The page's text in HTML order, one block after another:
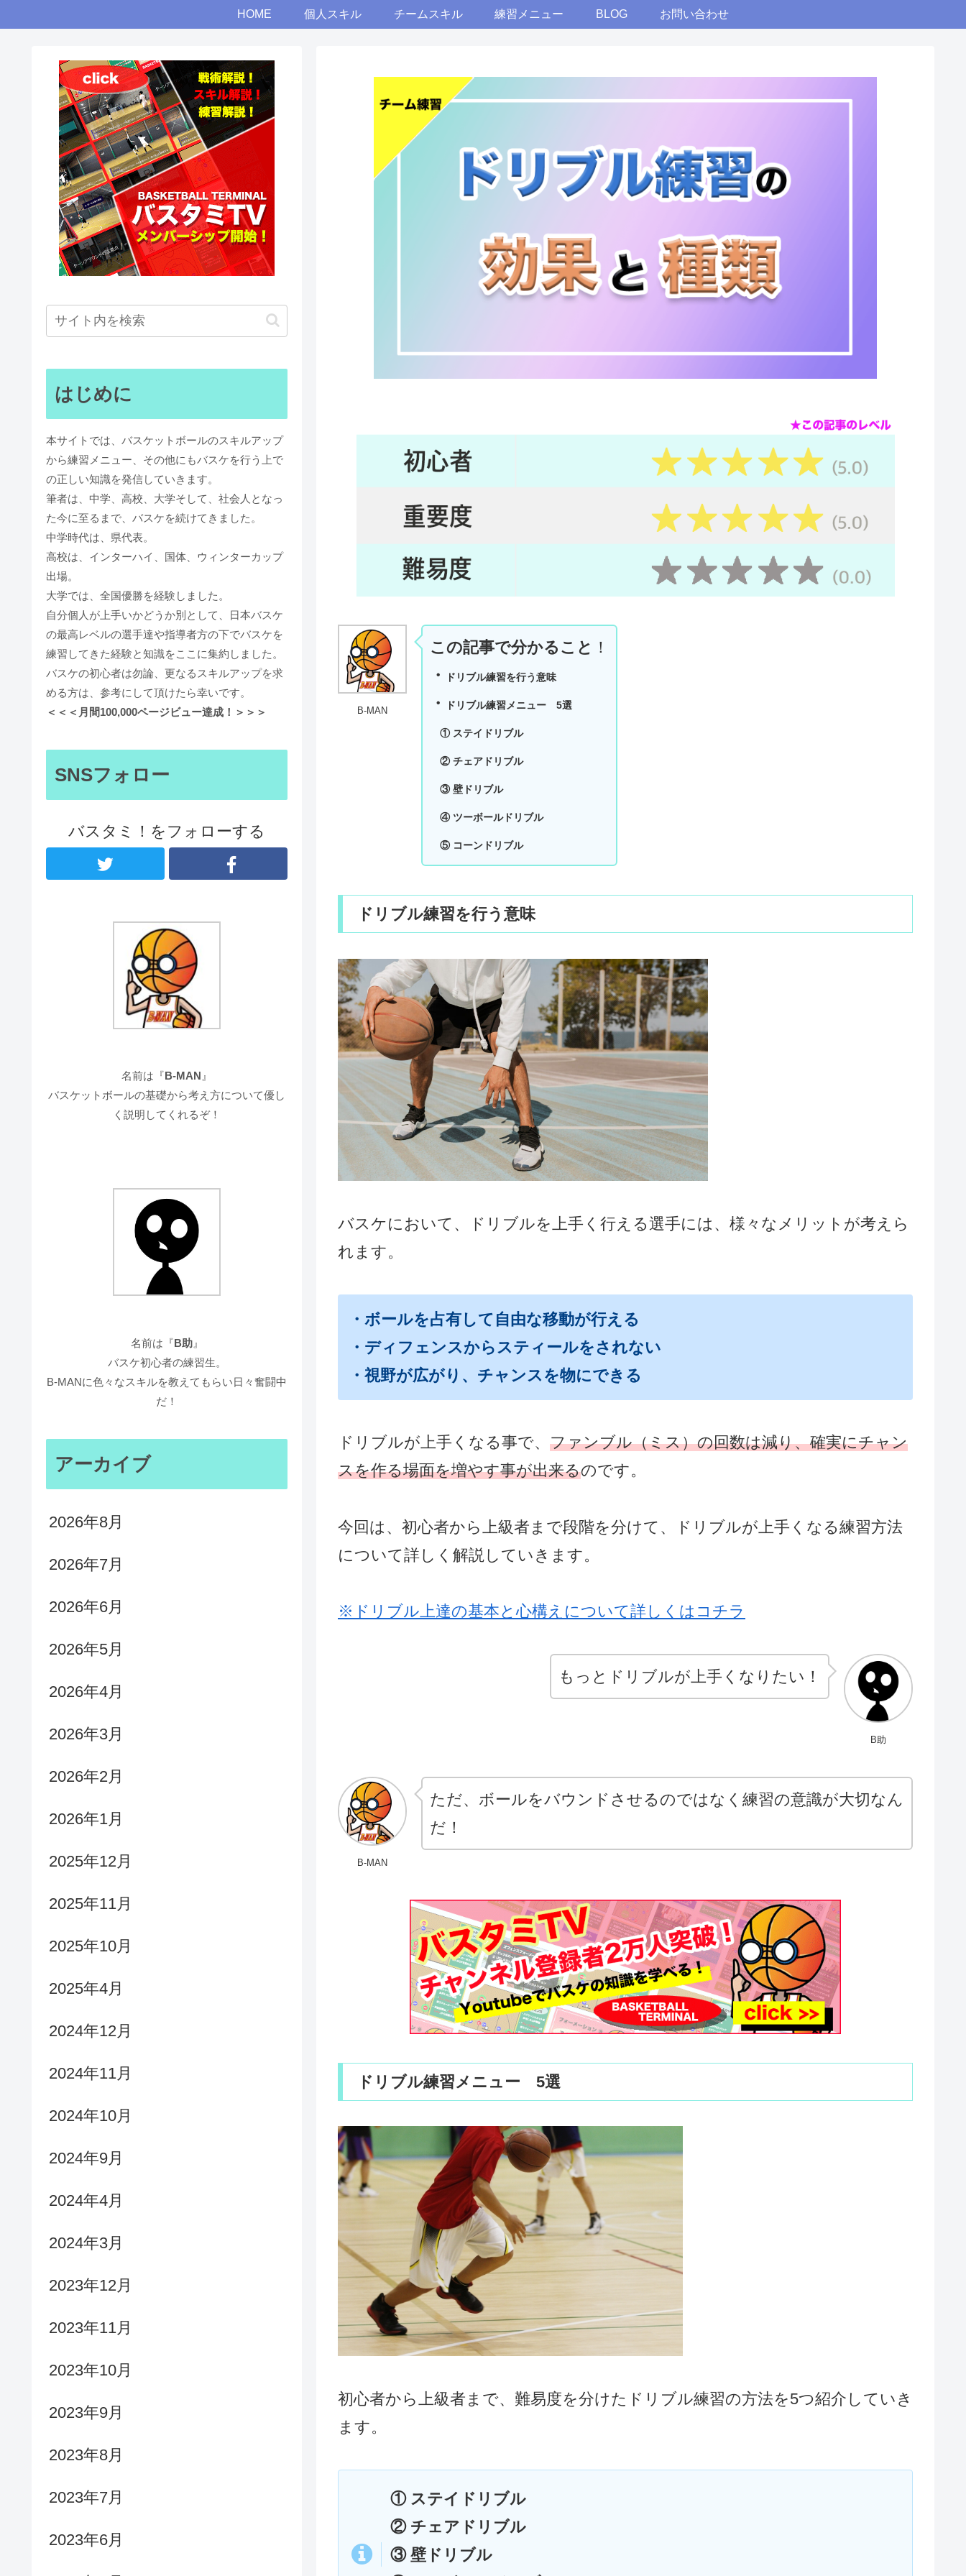
HOME 個人スキル チームスキル 練習メニュー BLOG お問い合わせ
B-MAN
この記事で分かること ！
・
ドリブル練習を行う意味
・ ドリブル練習メニュー 5選
① ステイドリブル
② チェアドリブル
③ 壁ドリブル
④ ツーボールドリブル
⑤ コーンドリブル
ドリブル練習を行う意味
バスケにおいて、ドリブルを上手く行える選手には、様々なメリットが考えら
れます。
・ボールを占有して自由な移動が行える
・ディフェンスからスティールをされない
・視野が広がり、チャンスを物にできる
ドリブルが上手くなる事で、 ファンブル（ミス）の回数は減り、確実にチャン
スを作る場面を増やす事が出来るのです。
今回は、初心者から上級者まで段階を分けて、ドリブルが上手くなる練習方法
について詳しく解説していきます。
※ドリブル上達の基本と心構えについて詳しくはコチラ
B助
もっとドリブルが上手くなりたい！
B-MAN
ただ、ボールをバウンドさせるのではなく練習の意識が大切なん
だ！
ドリブル練習メニュー 5選
初心者から上級者まで、難易度を分けたドリブル練習の方法を5つ紹介していき
ます。
① ステイドリブル
② チェアドリブル
③ 壁ドリブル
はじめに
本サイトでは、バスケットボールのスキルアップ
から練習メニュー、その他にもバスケを行う上で
の正しい知識を発信していきます。
筆者は、中学、高校、大学そして、社会人となっ
た今に至るまで、バスケを続けてきました。
中学時代は、県代表。
高校は、インターハイ、国体、ウィンターカップ
出場。
大学では、全国優勝を経験しました。
自分個人が上手いかどうか別として、日本バスケ
の最高レベルの選手達や指導者方の下でバスケを
練習してきた経験と知識をここに集約しました。
バスケの初心者は勿論、更なるスキルアップを求
める方は、参考にして頂けたら幸いです。
＜＜＜月間100,000ページビュー達成！＞＞＞
SNSフォロー
バスタミ！をフォローする
名前は『B-MAN 』
バスケットボールの基礎から考え方について優し
く説明してくれるぞ！
名前は『B助』
バスケ初心者の練習生。
B-MANに色々なスキルを教えてもらい日々奮闘中
だ！
アーカイブ
2026年8月
2026年7月
2026年6月
2026年5月
2026年4月
2026年3月
2026年2月
2026年1月
2025年12月
2025年11月
2025年10月
2025年4月
2024年12月
2024年11月
2024年10月
2024年9月
2024年4月
2024年3月
2023年12月
2023年11月
2023年10月
2023年9月
2023年8月
2023年7月
2023年6月